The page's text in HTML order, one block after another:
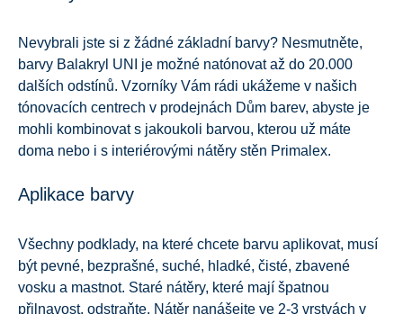
Nevybrali jste si z žádné základní barvy? Nesmutněte,
barvy Balakryl UNI je možné natónovat až do 20.000
dalších odstínů. Vzorníky Vám rádi ukážeme v našich
tónovacích centrech v prodejnách Dům barev, abyste je
mohli kombinovat s jakoukoli barvou, kterou už máte
doma nebo i s interiérovými nátěry stěn Primalex.
Aplikace barvy
Všechny podklady, na které chcete barvu aplikovat, musí
být pevné, bezprašné, suché, hladké, čisté, zbavené
vosku a mastnot. Staré nátěry, které mají špatnou
přilnavost, odstraňte. Nátěr nanášejte ve 2-3 vrstvách v